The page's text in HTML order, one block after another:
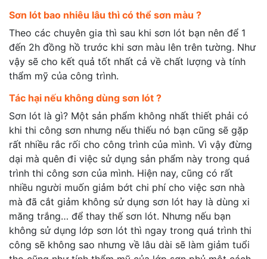
Sơn lót bao nhiêu lâu thì có thể sơn màu ?
Theo các chuyên gia thì sau khi sơn lót bạn nên để 1
đến 2h đồng hồ trước khi sơn màu lên trên tường. Như
vậy sẽ cho kết quả tốt nhất cả về chất lượng và tính
thẩm mỹ của công trình.
Tác hại nếu không dùng sơn lót ?
Sơn lót là gì? Một sản phẩm không nhất thiết phải có
khi thi công sơn nhưng nếu thiếu nó bạn cũng sẽ gặp
rất nhiều rắc rối cho công trình của mình. Vì vậy đừng
dại mà quên đi việc sử dụng sản phẩm này trong quá
trình thi công sơn của mình. Hiện nay, cũng có rất
nhiều người muốn giảm bớt chi phí cho việc sơn nhà
mà đã cắt giảm không sử dụng sơn lót hay là dùng xi
măng trắng… để thay thế sơn lót. Nhưng nếu bạn
không sử dụng lớp sơn lót thì ngay trong quá trình thi
công sẽ không sao nhưng về lâu dài sẽ làm giảm tuổi